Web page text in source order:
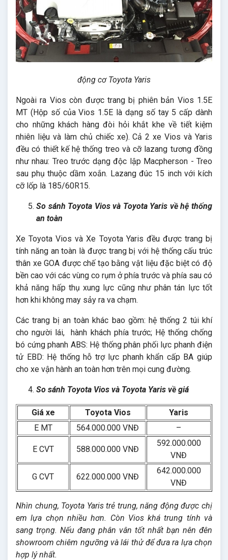
động cơ Toyota Yaris
Ngoài ra Vios còn được trang bị phiên bản Vios 1.5E
MT (Hộp số của Vios 1.5E là dạng số tay 5 cấp dành
cho những khách hàng đòi hỏi khắt khe về tiết kiệm
nhiên liệu và làm chủ chiếc xe). Cả 2 xe Vios và Yaris
đều có thiết kế hệ thống treo và cỡ lazang tương đồng
như nhau: Treo trước dạng độc lập Macpherson - Treo
sau phụ thuộc dầm xoắn. Lazang đúc 15 inch với kích
cỡ lốp là 185/60R15.
So sánh Toyota Vios và Toyota Yaris về hệ thống
an toàn
Xe Toyota Vios và Xe Toyota Yaris đều được trang bị
tính năng an toàn là được trang bị với hệ thống cấu trúc
thân xe GOA được chế tạo bằng vật liệu đặc biệt có độ
bền cao với các vùng co rụm ở phía trước và phía sau có
khả năng hấp thụ xung lực cũng như phân tán lực tốt
hơn khi không may sảy ra va chạm.
Các trang bị an toàn khác bao gồm: hệ thống 2 túi khí
cho người lái, hành khách phía trước; Hệ thống chống
bó cứng phanh ABS: Hệ thống phân phối lực phanh điện
tử EBD: Hệ thống hỗ trợ lực phanh khẩn cấp BA giúp
cho xe vận hành an toàn hơn trên mọi cung đường.
So sánh Toyota Vios và Toyota Yaris về giá
Giá xe Toyota Vios
Yaris
E MT
564.000.000 VNĐ –
E CVT 588.000.000 VNĐ
592.000.000
VNĐ
G CVT 622.000.000 VNĐ
642.000.000
VNĐ
Nhìn chung, Toyota Yaris trẻ trung, năng động được chị
em lựa chọn nhiều hơn. Còn Vios khá trung tính và
sang trọng. Nếu đang phân vân tốt nhất bạn nên đên
showroom chiêm ngưỡng và lái thử để đưa ra lựa chọn
hợp lý nhất.